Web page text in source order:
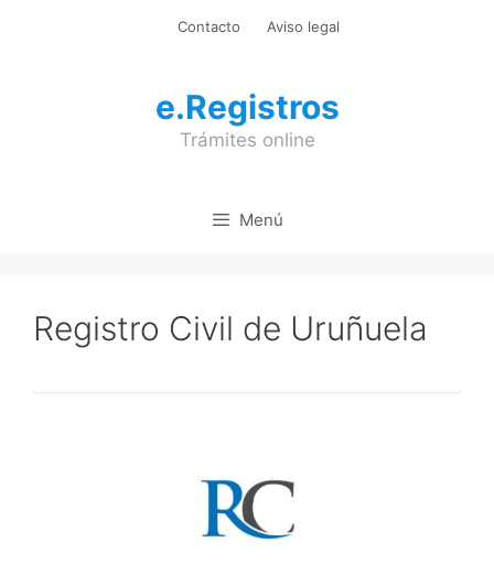
Contacto Aviso legal
e.Registros
Trámites online
Menú
Registro Civil de Uruñuela